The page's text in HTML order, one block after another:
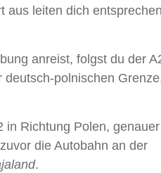
aus leiten dich
anreist, folgst du der
polnischen
in Richtung Polen,
die Autobahn an der
.